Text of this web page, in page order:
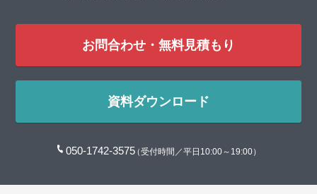
お問合わせ・無料見積もり
資料ダウンロード
050-1742-3575（受付時間／平日10:00～19:00）